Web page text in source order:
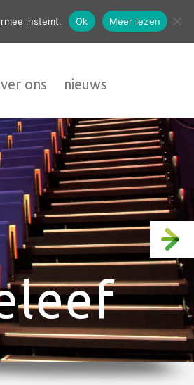
contact
ons nieuws
instemt. Ok Meer lezen